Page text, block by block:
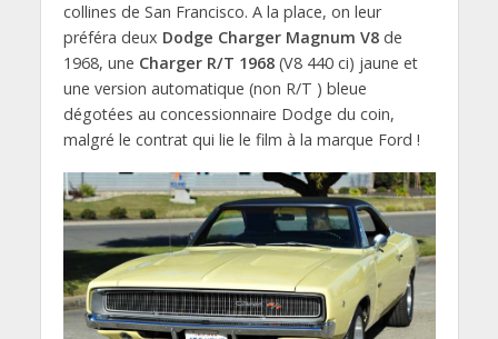
collines de San Francisco. A la place, on leur
préféra deux Dodge Charger Magnum V8de
1968, une Charger R/T 1968(V8 440 ci) jaune et
une version automatique (non R/T ) bleue
dégotées au concessionnaire Dodge du coin,
malgré le contrat qui lie le film à la marque Ford !